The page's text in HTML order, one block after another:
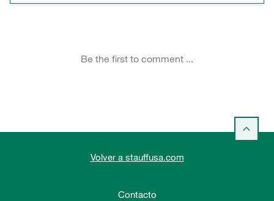
Volver a stauffusa.com
Contacto